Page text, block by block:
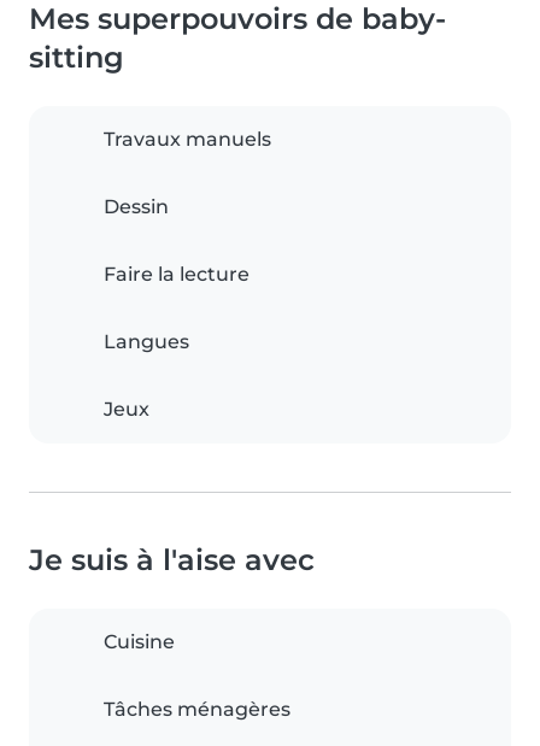
Mes superpouvoirs de baby-
sitting
Travaux manuels
Dessin
Faire la lecture
Langues
Jeux
Je suis à l'aise avec
Cuisine
Tâches ménagères